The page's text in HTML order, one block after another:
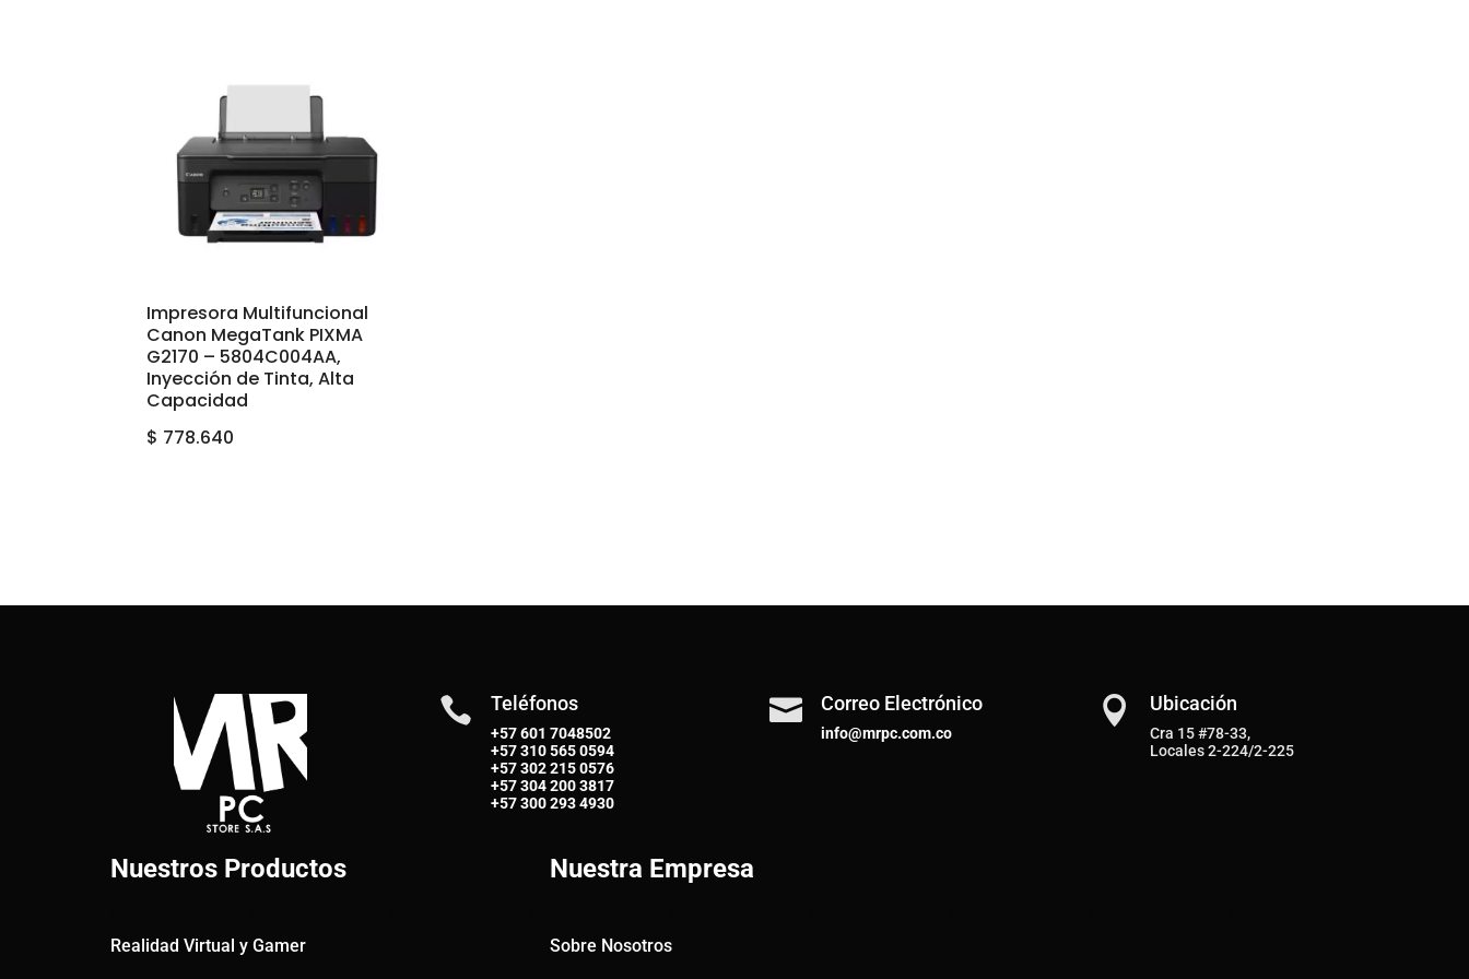
Impresora Multifuncional
Canon MegaTank PIXMA
G2170 – 5804C004AA,
Inyección de Tinta, Alta
Capacidad
$ 778.640
 Teléfonos
+57 601 7048502
+57310 565 0594
+57302 215 0576
+57304 200 3817
+57300 293 4930
 Correo Electrónico
info@mrpc.com.co
 Ubicación
Cra 15 #78-33,
Locales 2-224/2-225
Nuestros Productos
Realidad Virtual y Gamer
Nuestra Empresa
Sobre Nosotros